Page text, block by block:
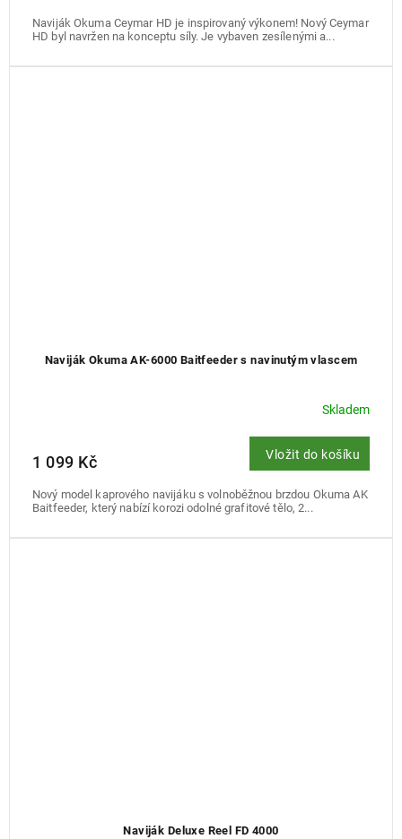
Naviják Okuma Ceymar HD je inspirovaný výkonem! Nový Ceymar
HD byl navržen na konceptu síly. Je vybaven zesílenými a...
Naviják Okuma AK-6000 Baitfeeder s navinutým vlascem
Skladem
1 099 Kč Vložit do košíku
Nový model kaprového navijáku s volnoběžnou brzdou Okuma AK
Baitfeeder, který nabízí korozi odolné grafitové tělo, 2...
Naviják Deluxe Reel FD 4000